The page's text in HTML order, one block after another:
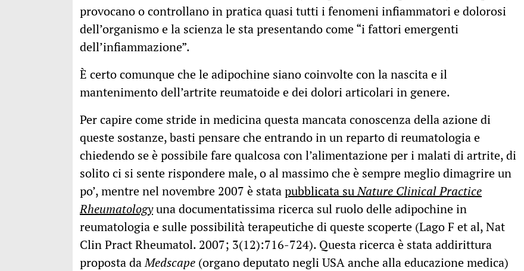
provocano o controllano in pratica quasi tutti i fenomeni infiammatori e dolorosi
dell’organismo e la scienza le sta presentando come “i fattori emergenti
dell’infiammazione”.
È certo comunque che le adipochine siano coinvolte con la nascita e il
mantenimento dell’artrite reumatoide e dei dolori articolari in genere.
Per capire come stride in medicina questa mancata conoscenza della azione di
queste sostanze, basti pensare che entrando in un reparto di reumatologia e
chiedendo se è possibile fare qualcosa con l’alimentazione per i malati di artrite, di
solito ci si sente rispondere male, o al massimo che è sempre meglio dimagrire un
po’, mentre nel novembre 2007 è statapubblicata suNature Clinical Practice
Rheumatologyuna documentatissima ricerca sul ruolo delle adipochine in
reumatologia e sulle possibilità terapeutiche di queste scoperte (Lago F et al, Nat
Clin Pract Rheumatol. 2007; 3(12):716-724). Questa ricerca è stata addirittura
proposta daMedscape (organo deputato negli USA anche alla educazione medica)